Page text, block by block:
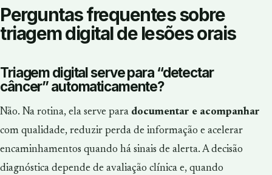
Perguntas frequentes sobre
triagem digital de lesões orais
Triagem digital serve para “detectar
câncer” automaticamente?
Não. Na rotina, ela serve para documentar e acompanhar
com qualidade, reduzir perda de informação e acelerar
encaminhamentos quando há sinais de alerta. A decisão
diagnóstica depende de avaliação clínica e, quando